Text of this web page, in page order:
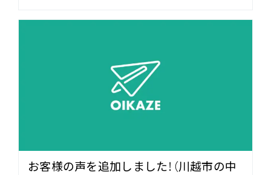
お客様の声を追加しました！（川越市の中